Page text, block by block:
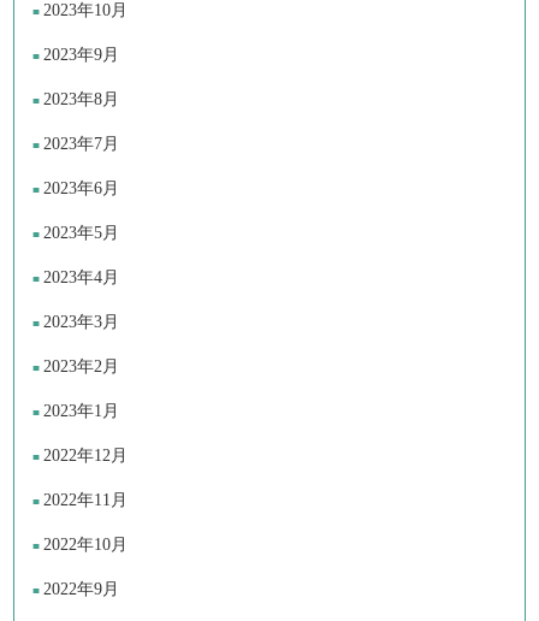
2023年10月
2023年9月
2023年8月
2023年7月
2023年6月
2023年5月
2023年4月
2023年3月
2023年2月
2023年1月
2022年12月
2022年11月
2022年10月
2022年9月